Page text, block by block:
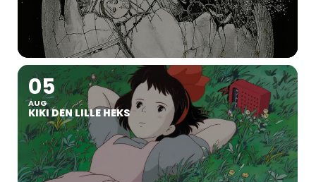
05
AUG
KIKI DEN LILLE HEKS